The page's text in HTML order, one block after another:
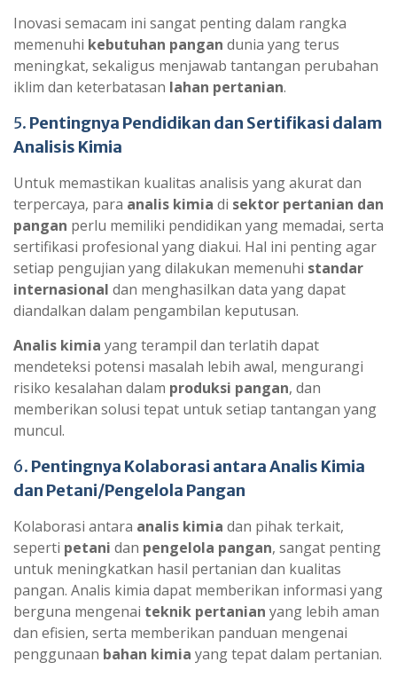
Inovasi semacam ini sangat penting dalam rangka
memenuhi kebutuhan pangan dunia yang terus
meningkat, sekaligus menjawab tantangan perubahan
iklim dan keterbatasan lahan pertanian.
5. Pentingnya Pendidikan dan Sertifikasi dalam
Analisis Kimia
Untuk memastikan kualitas analisis yang akurat dan
terpercaya, para analis kimia di sektor pertanian dan
pangan perlu memiliki pendidikan yang memadai, serta
sertifikasi profesional yang diakui. Hal ini penting agar
setiap pengujian yang dilakukan memenuhi standar
internasional dan menghasilkan data yang dapat
diandalkan dalam pengambilan keputusan.
Analis kimia yang terampil dan terlatih dapat
mendeteksi potensi masalah lebih awal, mengurangi
risiko kesalahan dalam produksi pangan, dan
memberikan solusi tepat untuk setiap tantangan yang
muncul.
6. Pentingnya Kolaborasi antara Analis Kimia
dan Petani/Pengelola Pangan
Kolaborasi antara analis kimia dan pihak terkait,
seperti petani dan pengelola pangan, sangat penting
untuk meningkatkan hasil pertanian dan kualitas
pangan. Analis kimia dapat memberikan informasi yang
berguna mengenai teknik pertanian yang lebih aman
dan efisien, serta memberikan panduan mengenai
penggunaan bahan kimia yang tepat dalam pertanian.